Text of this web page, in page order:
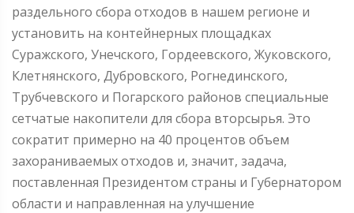
раздельного сбора отходов в нашем регионе и
установить на контейнерных площадках
Суражского, Унечского, Гордеевского, Жуковского,
Клетнянского, Дубровского, Рогнединского,
Трубчевского и Погарского районов специальные
сетчатые накопители для сбора вторсырья. Это
сократит примерно на 40 процентов объем
захораниваемых отходов и, значит, задача,
поставленная Президентом страны и Губернатором
области и направленная на улучшение